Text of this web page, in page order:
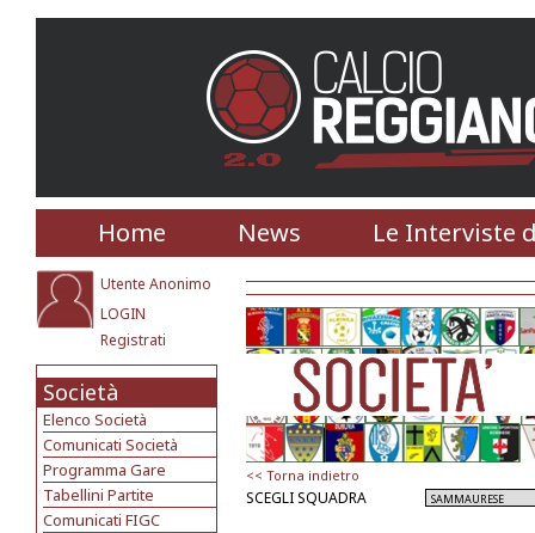
Home News Le Interviste
Utente Anonimo
LOGIN
Registrati
Società
Elenco Società
Comunicati Società
Programma Gare
Tabellini Partite
Comunicati FIGC
<< Torna indietro
SCEGLI SQUADRA